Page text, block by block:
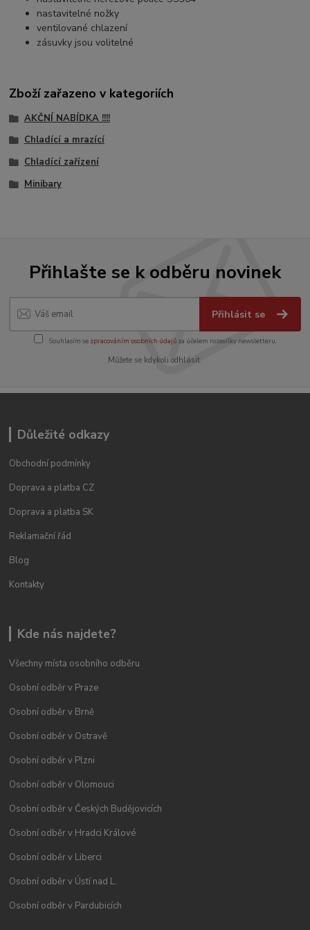
nastavitelné nožky
ventilované chlazení
zásuvky jsou volitelné
Zboží zařazeno v kategoriích
AKČNÍ NABÍDKA !!!!
Chladící a mrazící
Chladící zařízení
Minibary
Přihlašte se k odběru novinek
Přihlásit se
Souhlasím se zpracováním osobních údajůza účelem rozesílky newsletteru.
Můžete se kdykoli odhlásit.
Důležité odkazy
Obchodní podmínky
Doprava a platba CZ
Doprava a platba SK
Reklamační řád
Blog
Kontakty
Kde nás najdete?
Všechny místa osobního odběru
Osobní odběr v Praze
Osobní odběr v Brně
Osobní odběr v Ostravě
Osobní odběr v Plzni
Osobní odběr v Olomouci
Osobní odběr v Českých Budějovicích
Osobní odběr v Hradci Králové
Osobní odběr v Liberci
Osobní odběr v Ústí nad L.
Osobní odběr v Pardubicích